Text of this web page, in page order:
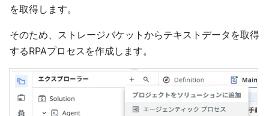
を取得します。
そのため、ストレージバケットからテキストデータを取得
するRPAプロセスを作成します。